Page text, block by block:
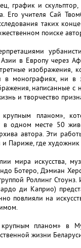
график и
Его учителя Сай
таких
поиске
в Европу через
изображения,
в монографиях, ни в
написанные с
и творчество
планом»,
в одном месте 50
автора. Эти
Париже, где художник
мира искусства,
Ботеро, Дэмиан
Роллинг
ди Каприо)
повлияли на
планом» в
жизни